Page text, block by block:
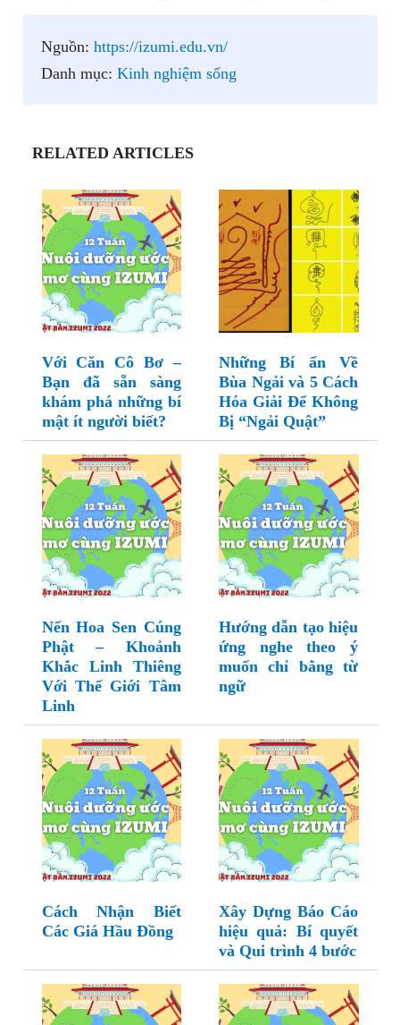
Nguồn: https://izumi.edu.vn/
Danh mục: Kinh nghiệm sống
RELATED ARTICLES
Với Căn Cô Bơ –
Bạn đã sẵn sàng
khám phá những bí
mật ít người biết?
Những Bí ẩn Về
Bùa Ngải và 5 Cách
Hóa Giải Để Không
Bị “Ngải Quật”
Nến Hoa Sen Cúng
Phật – Khoảnh
Khắc Linh Thiêng
Với Thế Giới Tâm
Linh
Hướng dẫn tạo hiệu
ứng nghe theo ý
muốn chỉ bằng từ
ngữ
Cách Nhận Biết
Các Giá Hầu Đồng
Xây Dựng Báo Cáo
hiệu quả: Bí quyết
và Qui trình 4 bước